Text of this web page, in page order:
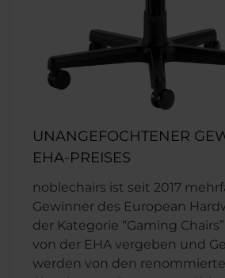
UNANGEFOCHTENER
EHA-PREISES
noblechairs ist seit 2017
Gewinner des European
der Kategorie “Gaming
von der EHA vergeben und
werden von den